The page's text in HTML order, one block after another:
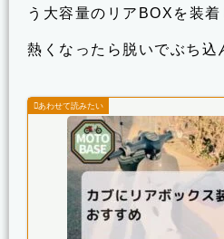
う大容量のリアBOXを装着
熱くなったら脱いでぶち込